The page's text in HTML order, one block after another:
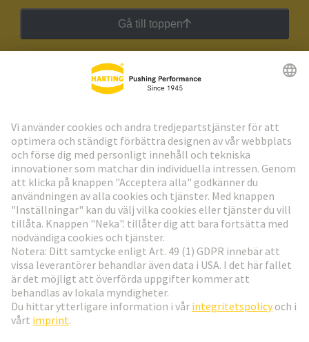
Gå till toppen
HARTING:s nyhetsbrev
Gå till registrering
Social Media
Sverige